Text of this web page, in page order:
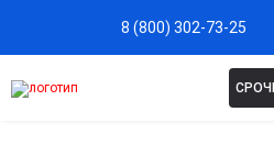
8 (800) 302-73-25